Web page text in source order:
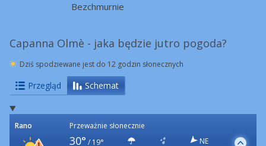
Bezchmurnie
Capanna Olmè - jaka będzie jutro pogoda?
Dziś spodziewane jest do 12 godzin słonecznych
Przegląd Schemat
Rano Przeważnie słonecznie
30° / 19°
NE